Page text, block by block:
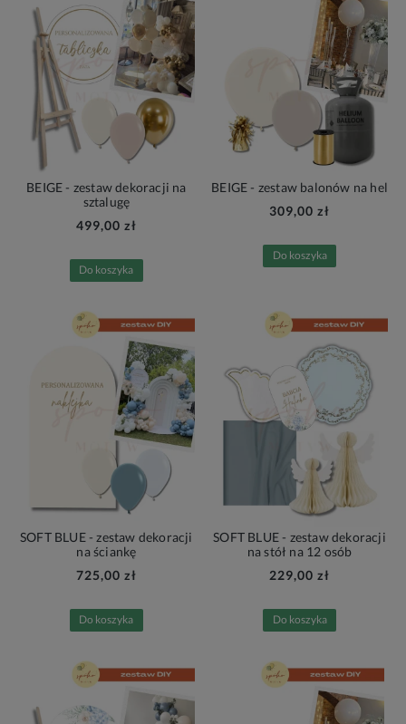
BEIGE - zestaw dekoracji na
sztalugę
499,00 zł
Do koszyka
BEIGE - zestaw balonów na hel
309,00 zł
Do koszyka
SOFT BLUE - zestaw dekoracji
na ściankę
725,00 zł
Do koszyka
SOFT BLUE - zestaw dekoracji
na stół na 12 osób
229,00 zł
Do koszyka